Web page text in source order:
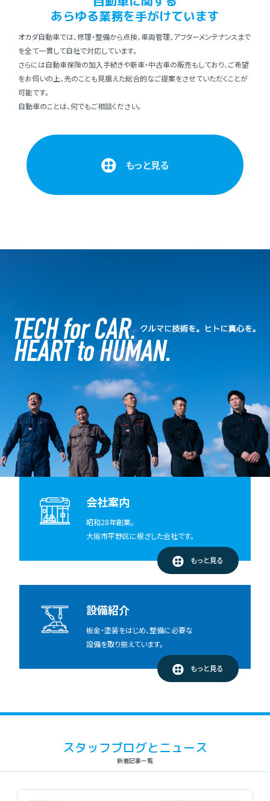
あらゆる業務を⼿がけています
オカダ⾃動⾞では、修理・整備から点検、⾞両管理、アフターメンテナンスまで
を全て⼀貫して⾃社で対応しています。
さらには⾃動⾞保険の加⼊⼿続きや新⾞・中古⾞の販売もしており、ご希望
をお伺いの上、先のことも⾒据えた総合的なご提案をさせていただくことが
可能です。
⾃動⾞のことは、何でもご相談ください。
もっと見る
会社案内
昭和28年創業。
大阪市平野区に根ざした会社です。
もっと見る
設備紹介
板金・塗装をはじめ、整備に必要な
設備を取り揃えています。
もっと見る
スタッフブログとニュース
新着記事一覧